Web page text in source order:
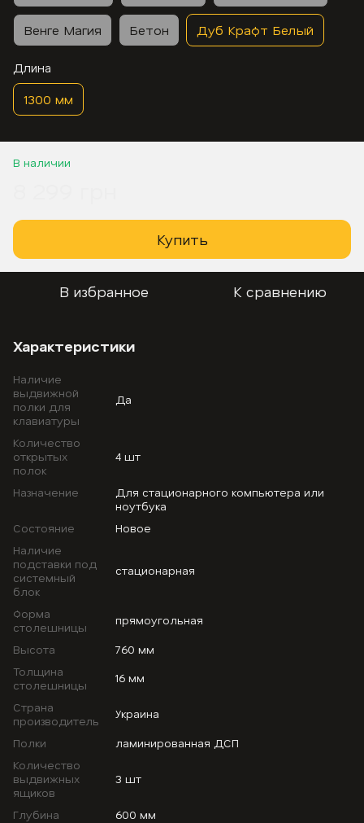
Венге Магия Бетон Дуб Крафт Белый
Длина
1300 мм
В наличии
Купить
В избранное К сравнению
Характеристики
Наличие
выдвижной
полки для
клавиатуры
Да
Количество
открытых
полок
4 шт
Назначение
Для стационарного компьютера или
ноутбука
Состояние
Новое
Наличие
подставки под
системный
блок
стационарная
Форма
столешницы
прямоугольная
Высота
760 мм
Толщина
столешницы
16 мм
Страна
производитель
Украина
Полки
ламинированная ДСП
Количество
выдвижных
ящиков
3 шт
Глубина
600 мм